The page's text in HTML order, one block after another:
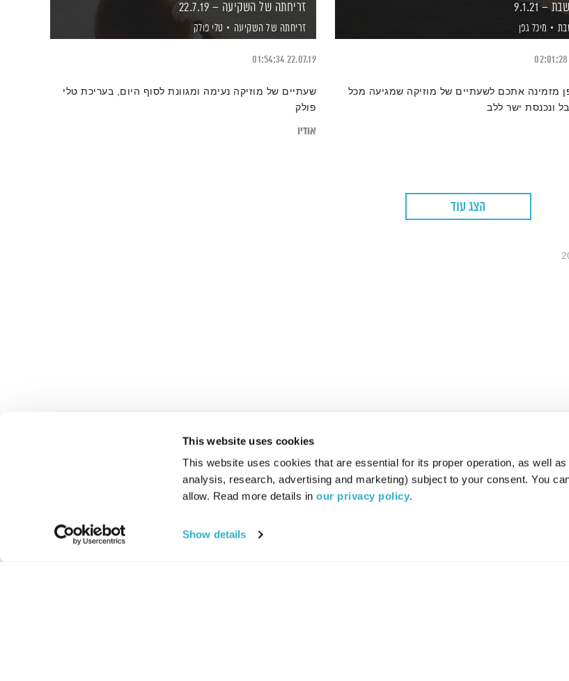
This website uses cookies
This website uses cookies that are essential for its proper operation, as well
analysis, research, advertising and marketing) subject to your consent. You
allow. Read more details in our privacy policy.
Show details
– 9.1.21
מיכל גפן
02:01:28
מזמינה אתכם לשעתיים של מוזיקה שמגיעה מכל
ונכנסת ישר ללב
זריחתה של השקיעה – 22.7.19
זריחתה של השקיעה טלי פולק
22.07.19
01:54:34
שעתיים של מוזיקה נעימה ומגוונת לסוף היום, בעריכת טלי
פולק
אודיו
הצג עוד